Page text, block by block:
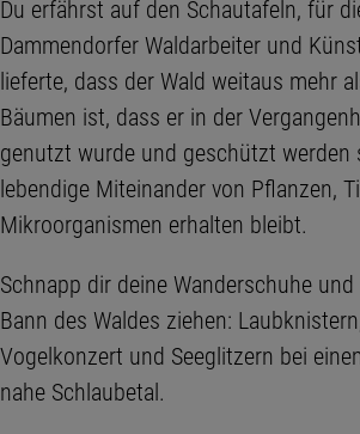
Du erfährst auf den Schautafeln, für
Dammendorfer Waldarbeiter und
lieferte, dass der Wald weitaus mehr
Bäumen ist, dass er in der
genutzt wurde und geschützt werden
lebendige Miteinander von Pflanzen,
Mikroorganismen erhalten bleibt.
Schnapp dir deine Wanderschuhe
Bann des Waldes ziehen:
Vogelkonzert und Seeglitzern bei
nahe Schlaubetal.